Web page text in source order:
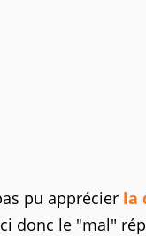
pu apprécier la
donc le "mal"